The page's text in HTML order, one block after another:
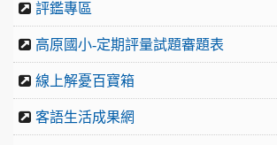
評鑑專區
高原國小-定期評量試題審題表
線上解憂百寶箱
客語生活成果網